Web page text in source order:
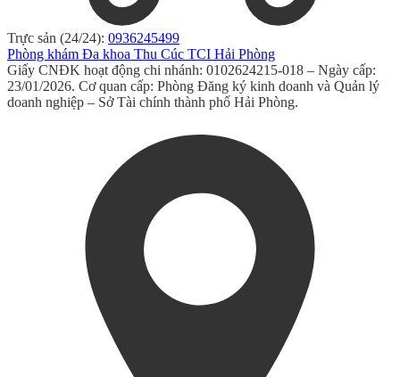
Trực sản (24/24): 0936245499
Phòng khám Đa khoa Thu Cúc TCI Hải Phòng
Giấy CNĐK hoạt động chi nhánh: 0102624215-018 – Ngày cấp:
23/01/2026. Cơ quan cấp: Phòng Đăng ký kinh doanh và Quản lý
doanh nghiệp – Sở Tài chính thành phố Hải Phòng.